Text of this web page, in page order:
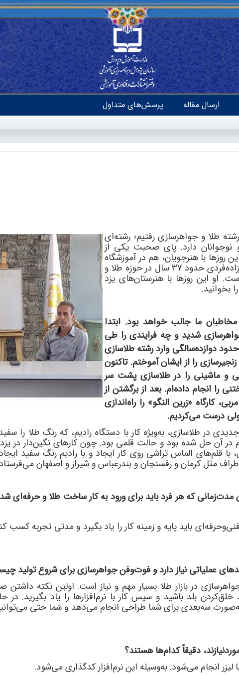
ارسال مقاله پرسش‌های متداول
طلا و جواهرسازی رفتیم؛ رشتهای
نوجوانان دارد. پای صحبت یکی از
روزها با هنرجویان، هم در آموزشگاه
فردی حدود 37 سال در حوزه طلا و
او این روزها با هنرستانهای یزد
بخوانید.
ما جالب خواهد بود. ابتدا
شدید و چه فرایندی را طی
دوازدهسالگی وارد رشته طلاسازی
را از ایشان آموختم. تاکنون
دستی و ماشینی را در طلاسازی پشت سر
را انجام دادهام. بعد از برگشتن از
کارگاه «زرین النگو» را راهاندازی
درست میکردیم.
در طلاسازی، بهویژه کار با دستگاه رادیم، که رنگ طلا را
در آن حل شده بود و حالت قلمی بود. چون کارهای نگیندار در
با قلمهای الماستراشی روی کار ایجاد و با رادیم رنگ سفید
مثل کرمان و رفسنجان و بندرعباس و شیراز و اصفهان می
مدتزمانی که هر فرد باید برای ورود به کار ساخت طلا و حرفهای
وحرفهای باید پایه و زمینه کار را یاد بگیرد و مدتی تجربه کسب
عملیاتی نیاز دارد و فوتوفن جواهرسازی برای شروع تولید
در بازار طلا بسیار مهم و نیاز است. اولین نکته
خلقکردن بلد باشید و سپس کار با نرمافزارها را یاد بگیرید.
صورت سهبعدی برای شما طراحی انجام میدهد و شما حتی می
دقیقاً کدامها هستند؟
انجام میشود. بهوسیله این نرمافزار کدگذاری میشود.